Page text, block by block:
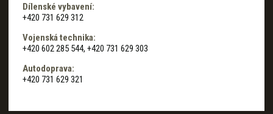
Dílenské vybavení:
+420 731 629 312
Vojenská technika:
+420 602 285 544, +420 731 629 303
Autodoprava:
+420 731 629 321